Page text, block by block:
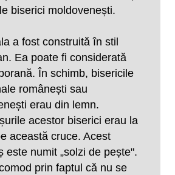
biserici moldovenești.
a fost construită în stil
Ea poate fi considerată
În schimb, bisericile
românești sau
erau din lemn.
acestor biserici erau la
această cruce. Acest
este numit „solzi de pește".
prin faptul că nu se